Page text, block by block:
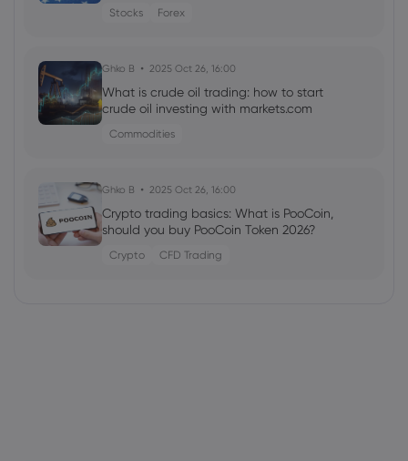
Stocks Forex
Ghko B 2025 Oct 26, 16:00
What is crude oil trading: how to start
crude oil investing with markets.com
Commodities
Ghko B 2025 Oct 26, 16:00
Crypto trading basics: What is PooCoin,
should you buy PooCoin Token 2026?
Crypto CFD Trading